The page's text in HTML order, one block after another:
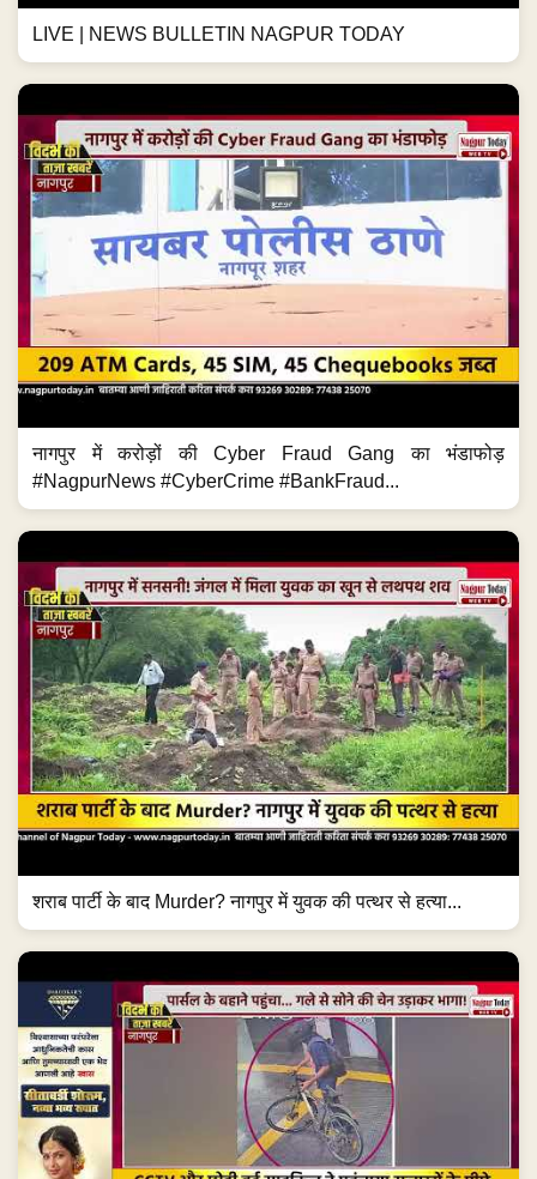
LIVE | NEWS BULLETIN NAGPUR TODAY
नागपुर में करोड़ों की Cyber Fraud Gang का भंडाफोड़
#NagpurNews #CyberCrime #BankFraud...
शराब पार्टी के बाद Murder? नागपुर में युवक की पत्थर से हत्या...